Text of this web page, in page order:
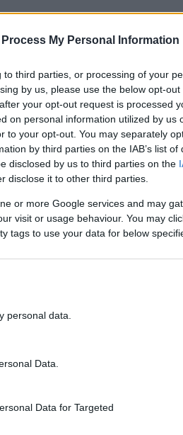
Process My Personal Information
third parties, or processing of your
by us, please use the below opt-out
your opt-out request is processed
on personal information utilized by us
to your opt-out. You may separately
by third parties on the IAB’s list of
disclosed by us to third parties on the
disclose it to other third parties.
or more Google services and may
visit or usage behaviour. You may
tags to use your data for below
personal data.
Data.
Data for Targeted
5/08/26